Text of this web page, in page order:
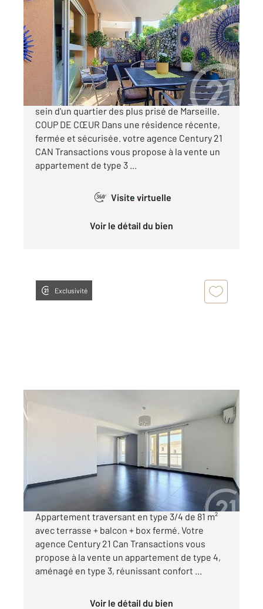
52,90 m
2, 3 pièces
Ref : 29540
Appartement T3 à vendre
280 000 €
13008 - MARSEILLEVEYRE / POINTE ROUGE Au
sein d'un quartier des plus prisé de Marseille.
COUP DE CŒUR Dans une résidence récente,
fermée et sécurisée. votre agence Century 21
CAN Transactions vous propose à la vente un
appartement de type 3 ...
360° Visite virtuelle
Voir le détail du bien
Exclusivité
Appartement T3 à vendre
350 000 €
Marseille 8ème BONNEVEINE / FLORALIA,
Appartement traversant en type 3/4 de 81 m²
avec terrasse + balcon + box fermé. Votre
agence Century 21 Can Transactions vous
propose à la vente un appartement de type 4,
aménagé en type 3, réunissant confort ...
Voir le détail du bien